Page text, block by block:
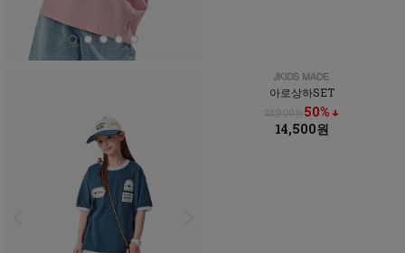
아로상하SET
28,900원50% ↓
14,500원